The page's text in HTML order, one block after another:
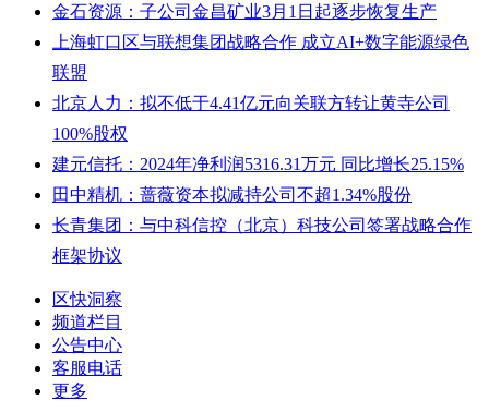
金石资源：子公司金昌矿业3月1日起逐步恢复生产
上海虹口区与联想集团战略合作 成立AI+数字能源绿色
联盟
北京人力：拟不低于4.41亿元向关联方转让黄寺公司
100%股权
建元信托：2024年净利润5316.31万元 同比增长25.15%
田中精机：蔷薇资本拟减持公司不超1.34%股份
长青集团：与中科信控（北京）科技公司签署战略合作
框架协议
区快洞察
频道栏目
公告中心
客服电话
更多